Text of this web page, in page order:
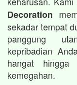
Decoration
sekadar tempat
panggung
kepribadian
hangat
kemegahan.